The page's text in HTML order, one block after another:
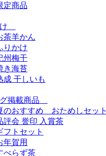
定商品
け
茶羊かん
りかけ
州梅干
き海苔
成 干しいも
掲載商品
のおすすめ おためしセット
評会 誉印 入賞茶
フトセット
年賀用
べらず茶